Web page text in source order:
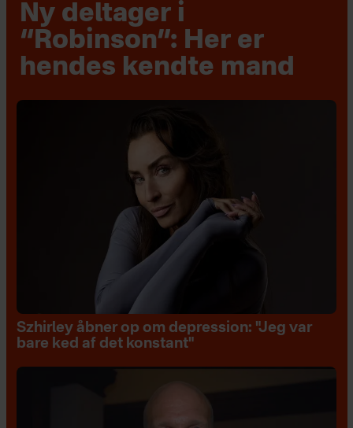
Ny deltager i
“Robinson”: Her er
hendes kendte mand
Szhirley åbner op om depression: "Jeg var
bare ked af det konstant"